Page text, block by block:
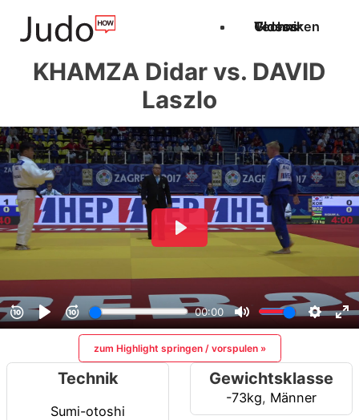
Techniken
Videos
Glossar
KHAMZA Didar vs. DAVID
Laszlo
zum Highlight springen / vorspulen »
Technik
Sumi-otoshi
Gewichtsklasse
-73kg, Männer